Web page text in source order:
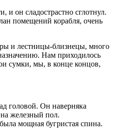
и он сладострастно сглотнул.
помещений корабля, очень
и лестницы-близнецы, много
Нам приходилось
сумки, мы, в конце концов,
головой. Он наверняка
железный пол.
мощная бугристая спина.